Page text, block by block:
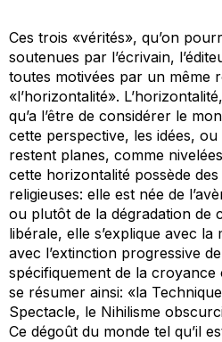
Ces trois «vérités», qu’on
soutenues par l’écrivain,
toutes motivées par un même
«l’horizontalité».
qu’a l’être de considérer le
cette perspective, les idées,
restent planes, comme
cette horizontalité possède
religieuses: elle est née de
ou plutôt de la dégradation de
libérale, elle s’explique avec la
avec l’extinction progressive
spécifiquement de la
se résumer ainsi: «la
Spectacle, le Nihilisme
Ce dégoût du monde tel qu’il